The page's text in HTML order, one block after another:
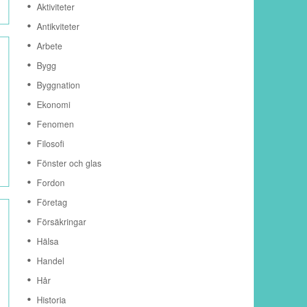
Aktiviteter
Antikviteter
Arbete
Bygg
Byggnation
Ekonomi
Fenomen
Filosofi
Fönster och glas
Fordon
Företag
Försäkringar
Hälsa
Handel
Hår
Historia